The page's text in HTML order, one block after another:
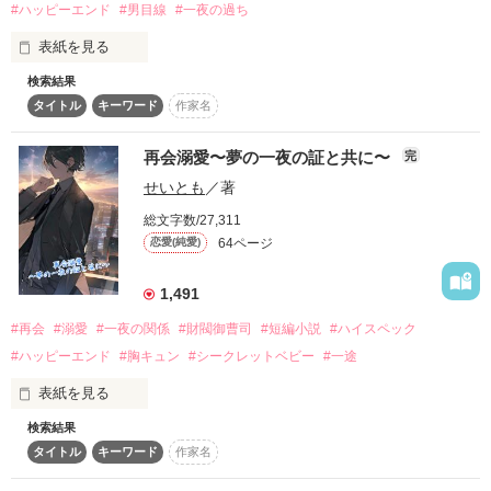
賞」ベリーズカフェ会場
その他の条件
嫌われているはずなのに、何故智大が結婚に同意したのか分か
らないまま一年。
息が詰まる暮らしを続けて身も心も限界に近づいていた藍里
は、ある事件に巻き込まれて……。
作品を読む
#ハッピーエンド #男目線 #一夜の過ち
表紙を見る
私が彼氏と別れたことを知った同期が開いてくれた飲み会の後
ひょんなことから上司の久住部長と一夜を共にしてしまった。
私は一夜の過ちとして
なかったことにしようとしたのに
久住部長はそうは思ってないみたいで……？
×
『ジョイントイ』営業部　羽山琴葉　(25歳)
―――実は初恋の人との再会ラブ―――
検索結果
タイトル
キーワード 作家名
再会溺愛〜夢の一夜の証と共に〜 完
せいとも ／著
総文字数/27,311
恋愛(純愛) 64ページ
1,491
#再会 #溺愛 #一夜の関係 #財閥御曹司 #短編小説 #ハイスペック
#ハッピーエンド
#胸キュン #シークレットベビー #一途
表紙を見る
美夜の長年の片想いにピリオドが打たれた日。
美夜と壱夜は出逢った。
すれ違う二人が再会する日はくるのか……。
検索結果
タイトル
キーワード 作家名